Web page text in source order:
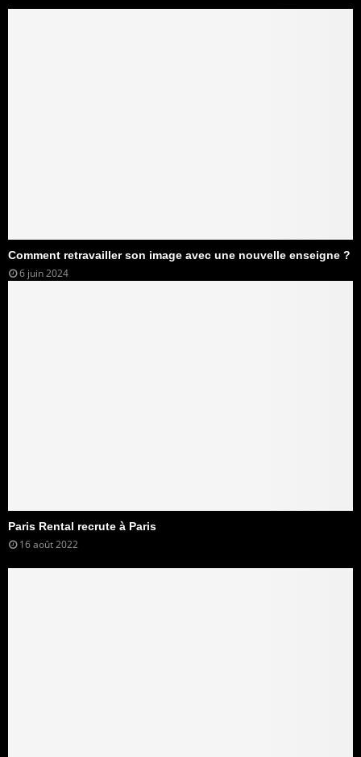
Comment retravailler son image avec une nouvelle enseigne ?
6 juin 2024
Paris Rental recrute à Paris
16 août 2022